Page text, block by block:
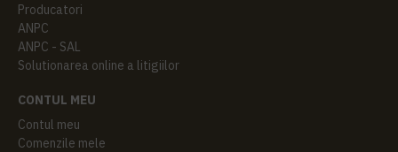
Producatori
ANPC
ANPC - SAL
Solutionarea online a litigiilor
CONTUL MEU
Contul meu
Comenzile mele